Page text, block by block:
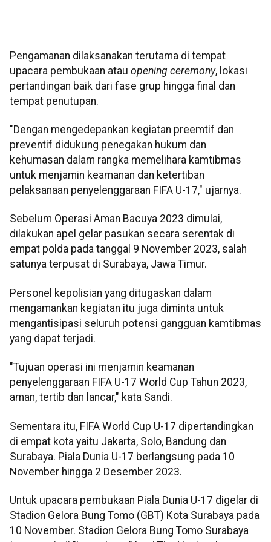
Pengamanan dilaksanakan terutama di tempat
upacara pembukaan atau opening ceremony, lokasi
pertandingan baik dari fase grup hingga final dan
tempat penutupan.
"Dengan mengedepankan kegiatan preemtif dan
preventif didukung penegakan hukum dan
kehumasan dalam rangka memelihara kamtibmas
untuk menjamin keamanan dan ketertiban
pelaksanaan penyelenggaraan FIFA U-17," ujarnya.
Sebelum Operasi Aman Bacuya 2023 dimulai,
dilakukan apel gelar pasukan secara serentak di
empat polda pada tanggal 9 November 2023, salah
satunya terpusat di Surabaya, Jawa Timur.
Personel kepolisian yang ditugaskan dalam
mengamankan kegiatan itu juga diminta untuk
mengantisipasi seluruh potensi gangguan kamtibmas
yang dapat terjadi.
"Tujuan operasi ini menjamin keamanan
penyelenggaraan FIFA U-17 World Cup Tahun 2023,
aman, tertib dan lancar," kata Sandi.
Sementara itu, FIFA World Cup U-17 dipertandingkan
di empat kota yaitu Jakarta, Solo, Bandung dan
Surabaya. Piala Dunia U-17 berlangsung pada 10
November hingga 2 Desember 2023.
Untuk upacara pembukaan Piala Dunia U-17 digelar di
Stadion Gelora Bung Tomo (GBT) Kota Surabaya pada
10 November. Stadion Gelora Bung Tomo Surabaya